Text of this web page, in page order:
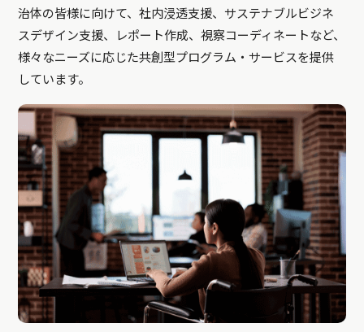
治体の皆様に向けて、社内浸透支援、サステナブルビジネ
スデザイン支援、レポート作成、視察コーディネートなど、
様々なニーズに応じた共創型プログラム・サービスを提供
しています。